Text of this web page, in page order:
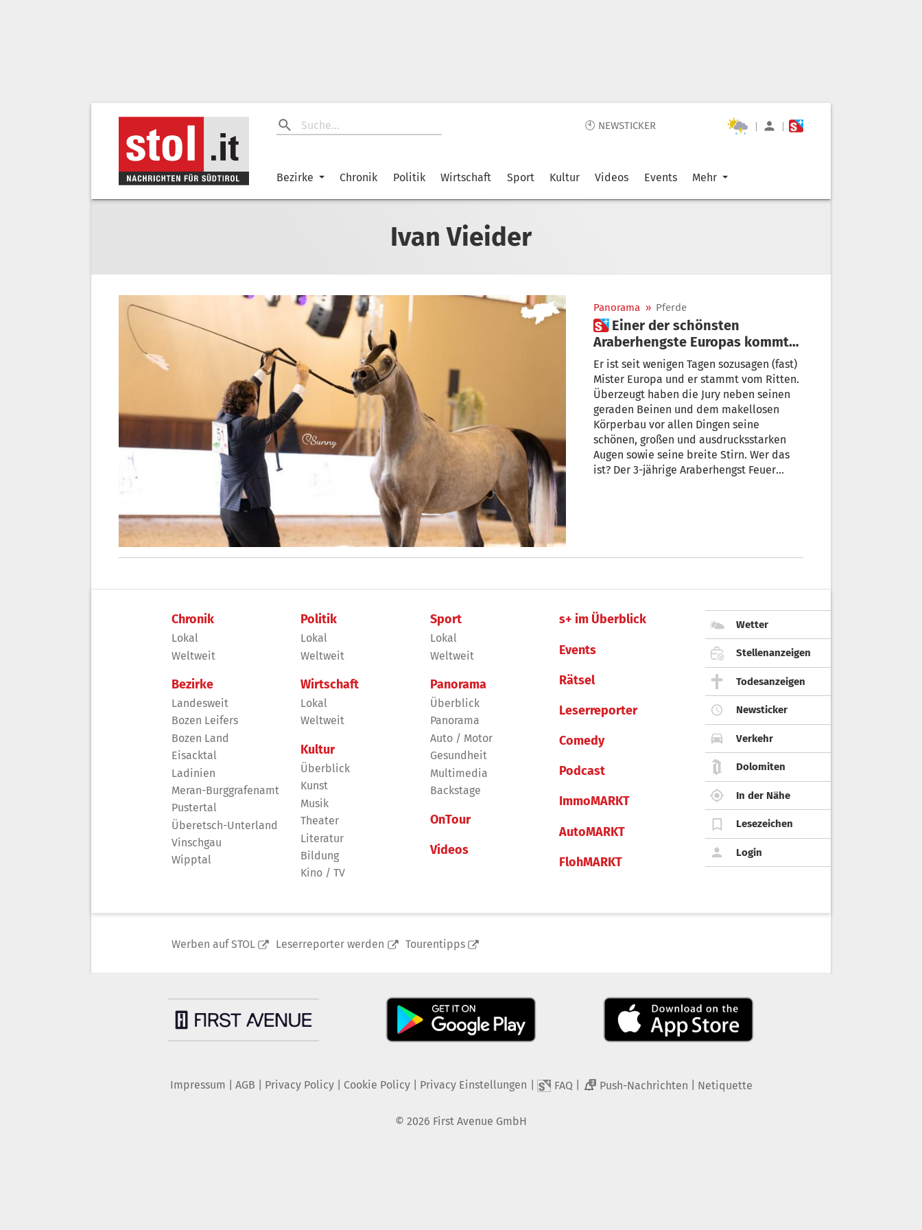
🕙 NEWSTICKER | |
Bezirke Chronik Politik Wirtschaft Sport Kultur Videos Events Mehr
Ivan Vieider
Panorama » Pferde
 Einer der schönsten
Araberhengste Europas kommt
vom Ritten
Er ist seit wenigen Tagen sozusagen (fast)
Mister Europa und er stammt vom Ritten.
Überzeugt haben die Jury neben seinen
geraden Beinen und dem makellosen
Körperbau vor allen Dingen seine
schönen, großen und ausdrucksstarken
Augen sowie seine breite Stirn. Wer das
ist? Der 3-jährige Araberhengst Feuer
Chronik
Lokal
Weltweit
Bezirke
Landesweit
Bozen Leifers
Bozen Land
Eisacktal
Ladinien
Meran-Burggrafenamt
Pustertal
Überetsch-Unterland
Vinschgau
Wipptal
Politik
Lokal
Weltweit
Wirtschaft
Lokal
Weltweit
Kultur
Überblick
Kunst
Musik
Theater
Literatur
Bildung
Kino / TV
Sport
Lokal
Weltweit
Panorama
Überblick
Panorama
Auto / Motor
Gesundheit
Multimedia
Backstage
OnTour
Videos
s+ im Überblick
Events
Rätsel
Leserreporter
Comedy
Podcast
ImmoMARKT
AutoMARKT
FlohMARKT
Wetter
Stellenanzeigen
Todesanzeigen
Newsticker
Verkehr
Dolomiten
In der Nähe
Lesezeichen
Login
Werben auf STOL Leserreporter werden Tourentipps
Impressum AGB Privacy Policy| Cookie Policy| Privacy Einstellungen FAQ 2 Push-Nachrichten Netiquette
© 2026 First Avenue GmbH